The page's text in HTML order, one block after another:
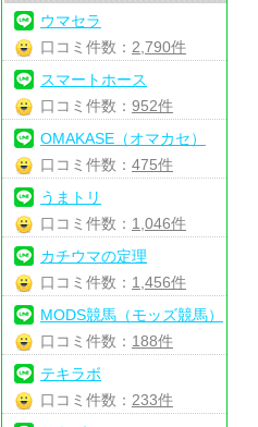
ウマセラ
口コミ件数： 2,790件
スマートホース
口コミ件数： 952件
OMAKASE（オマカセ）
口コミ件数： 475件
うまトリ
口コミ件数： 1,046件
カチウマの定理
口コミ件数： 1,456件
MODS競馬（モッズ競馬）
口コミ件数： 188件
テキラボ
口コミ件数： 233件